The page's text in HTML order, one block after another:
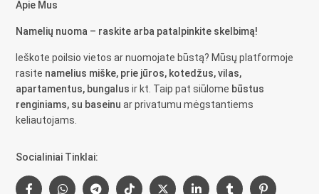
Apie Mus
Namelių nuoma – raskite arba patalpinkite skelbimą!
Ieškote poilsio vietos ar nuomojate būstą? Mūsų platformoje
rasite namelius miške, prie jūros, kotedžus, vilas,
apartamentus, bungalus ir kt. Taip pat siūlome būstus
renginiams, su baseinu ar privatumu mėgstantiems
keliautojams.
Socialiniai Tinklai: